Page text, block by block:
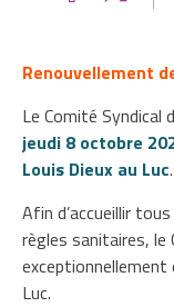
Renouvellement
Le Comité Syndical
jeudi 8 octobre
Louis Dieux au Luc.
Afin d’accueillir
règles sanitaires, le
exceptionnellement
Luc.